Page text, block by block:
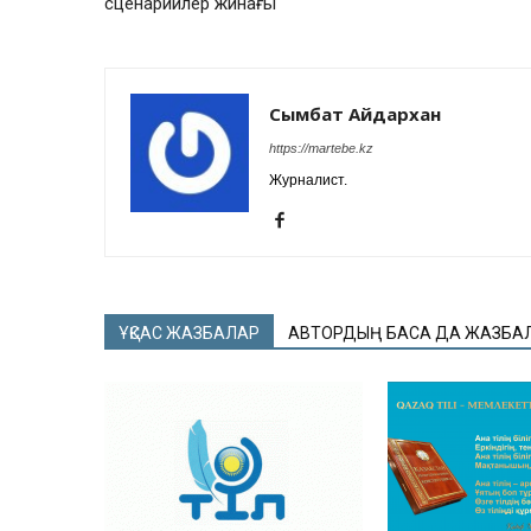
Сымбат Айдархан
https://martebe.kz
Журналист.
ҰҚСАС ЖАЗБАЛАР АВТОРДЫҢ БАСҚА ДА